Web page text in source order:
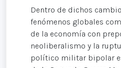
Dentro de dichos
fenómenos globales
de la economía con
neoliberalismo y la
político militar bipolar